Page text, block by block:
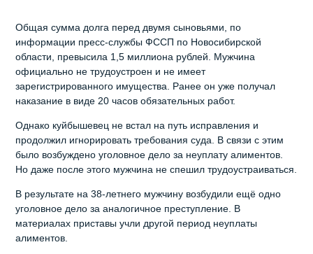
Общая сумма долга перед двумя сыновьями, по
информации пресс-службы ФССП по Новосибирской
области, превысила 1,5 миллиона рублей. Мужчина
официально не трудоустроен и не имеет
зарегистрированного имущества. Ранее он уже получал
наказание в виде 20 часов обязательных работ.
Однако куйбышевец не встал на путь исправления и
продолжил игнорировать требования суда. В связи с этим
было возбуждено уголовное дело за неуплату алиментов.
Но даже после этого мужчина не спешил трудоустраиваться.
В результате на 38-летнего мужчину возбудили ещё одно
уголовное дело за аналогичное преступление. В
материалах приставы учли другой период неуплаты
алиментов.